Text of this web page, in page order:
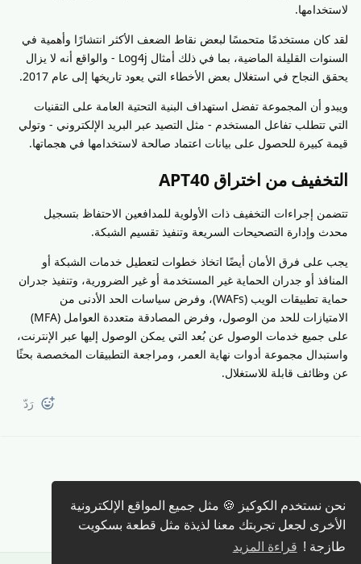
نحن نستخدم الكوكيز 🍪 مثل جميع المواقع الإلكترونية
الأخرى لجعل تجربتك معنا لذيذة مثل قطعة بسكويت
طازجة ! قراءة المزيد
لاستخدامها.
لقد كان مستخدمًا متحمسًا لبعض نقاط الضعف الأكثر انتشارًا وأهمية في
السنوات القليلة الماضية، بما في ذلك أمثال Log4j - والواقع أنه لا يزال
يحقق النجاح في استغلال بعض الأخطاء التي يعود تاريخها إلى عام 2017.
ويبدو أن المجموعة تفضل استهداف البنية التحتية العامة على التقنيات
التي تتطلب تفاعل المستخدم - مثل التصيد عبر البريد الإلكتروني - وتولي
قيمة كبيرة للحصول على بيانات اعتماد صالحة لاستخدامها في هجماتها.
التخفيف من اختراق APT40
تتضمن إجراءات التخفيف ذات الأولوية للمدافعين الاحتفاظ بتسجيل
محدث وإدارة التصحيحات السريعة وتنفيذ تقسيم الشبكة.
يجب على فرق الأمان أيضًا اتخاذ خطوات لتعطيل خدمات الشبكة أو
المنافذ أو جدران الحماية غير المستخدمة أو غير الضرورية، وتنفيذ جدران
حماية تطبيقات الويب (WAFs)، وفرض سياسات الحد الأدنى من
الامتيازات للحد من الوصول، وفرض المصادقة متعددة العوامل (MFA)
على جميع خدمات الوصول عن بُعد التي يمكن الوصول إليها عبر الإنترنت،
واستبدال مجموعة أدوات نهاية العمر، ومراجعة التطبيقات المخصصة بحثًا
عن وظائف قابلة للاستغلال.
رَدّ
كتابة رد 🖊️